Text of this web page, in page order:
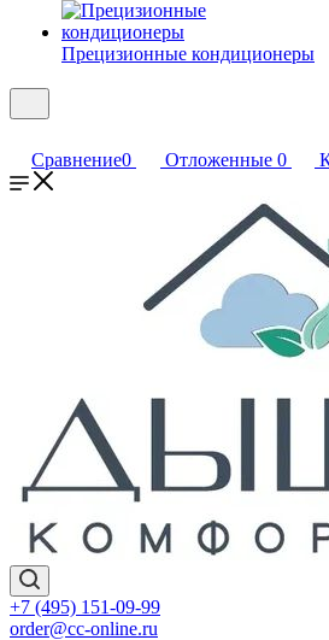
Прецизионные кондиционеры
Сравнение0 Отложенные 0
+7 (495) 151-09-99
order@cc-online.ru